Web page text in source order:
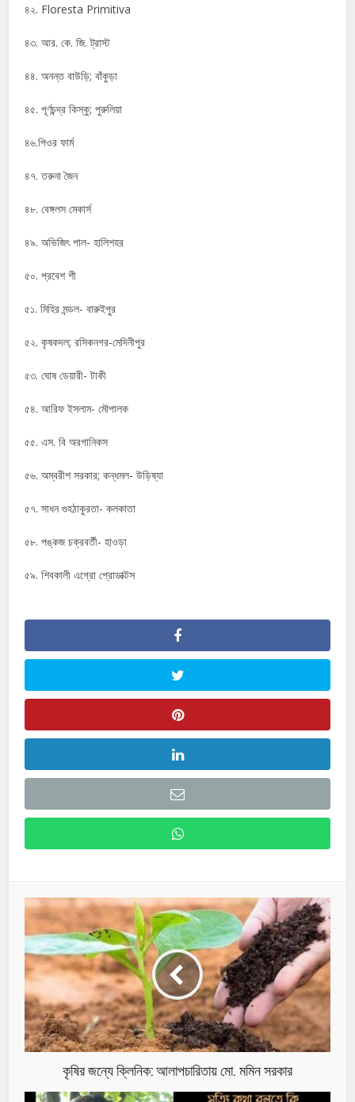
৪২. Floresta Primitiva
৪৩. আর. কে. জি. ট্রাস্ট
৪৪. অনন্ত বাউড়ি; বাঁকুড়া
৪৫. পূর্ণচন্দ্র কিস্কু; পুরুলিয়া
৪৬.পিওর ফার্ম
৪৭. তরুনা জৈন
৪৮. বেঙ্গলস মেকার্স
৪৯. অভিজিৎ পাল- হালিশহর
৫০. প্রবেশ শী
৫১. মিহির মন্ডল- বারুইপুর
৫২. কৃষকদল; রসিকনগর-মেদিনীপুর
৫৩. ঘোষ ডেয়ারী- টাকী
৫৪. আরিফ ইসলাম- মৌপালক
৫৫. এস. বি অরগানিকস
৫৬. অম্বরীশ সরকার; কন্ধমল- উড়িষ্যা
৫৭. সাধন গুহঠাকুরতা- কলকাতা
৫৮. পঙ্কজ চক্রবর্তী- হাওড়া
৫৯. শিবকালী এগ্রো প্রোডাক্টস
কৃষির জন্যে ক্লিনিক: আলাপচারিতায় মো. মমিন সরকার